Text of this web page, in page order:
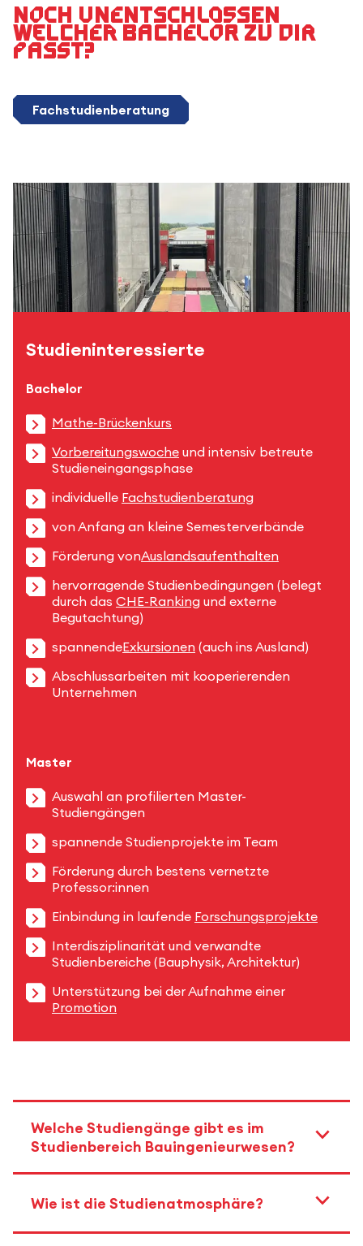
Noch unentschlossen
welcher Bachelor zu dir
passt?
Fachstudienberatung
Studieninteressierte
Bachelor
Mathe-Brückenkurs
Vorbereitungswoche und intensiv betreute
Studieneingangsphase
individuelle Fachstudienberatung
von Anfang an kleine Semesterverbände
Förderung vonAuslandsaufenthalten
hervorragende Studienbedingungen (belegt
durch das CHE-Ranking und externe
Begutachtung)
spannendeExkursionen (auch ins Ausland)
Abschlussarbeiten mit kooperierenden
Unternehmen
Master
Auswahl an profilierten Master-
Studiengängen
spannende Studienprojekte im Team
Förderung durch bestens vernetzte
Professor:innen
Einbindung in laufende Forschungsprojekte
Interdisziplinarität und verwandte
Studienbereiche (Bauphysik, Architektur)
Unterstützung bei der Aufnahme einer
Promotion
Welche Studiengänge gibt es im
Studienbereich Bauingenieurwesen?
Wie ist die Studienatmosphäre?